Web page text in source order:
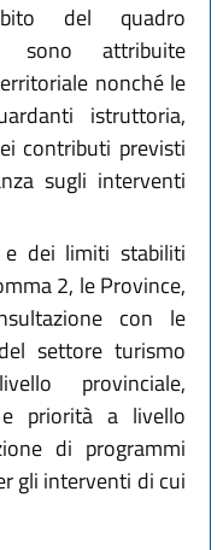
del quadro
sono attribuite
nonché le
istruttoria,
contributi previsti
sugli interventi
e dei limiti stabiliti
2, le Province,
con le
settore turismo
provinciale,
priorità a livello
di programmi
gli interventi di cui